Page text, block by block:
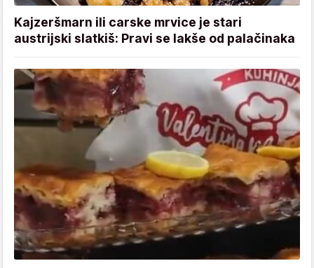
Kajzeršmarn ili carske mrvice je stari
austrijski slatkiš: Pravi se lakše od palačinaka